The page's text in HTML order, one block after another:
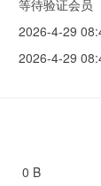
等待验证会员
2026-4-29
2026-4-29
0 B